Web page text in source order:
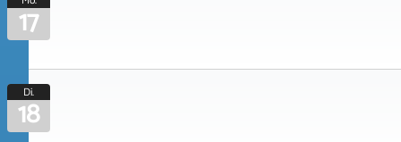
17
Di.
18